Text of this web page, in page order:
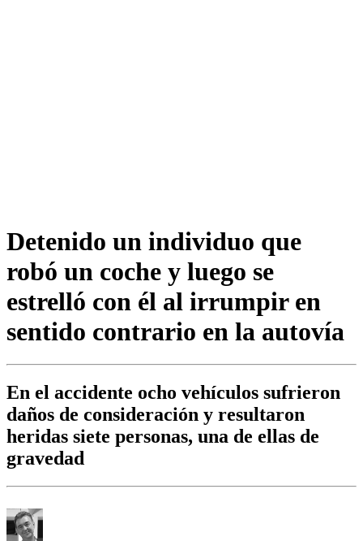
Detenido un individuo que
robó un coche y luego se
estrelló con él al irrumpir en
sentido contrario en la autovía
En el accidente ocho vehículos sufrieron
daños de consideración y resultaron
heridas siete personas, una de ellas de
gravedad